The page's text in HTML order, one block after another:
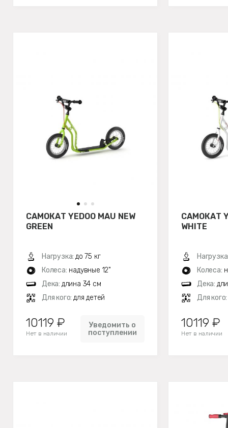
САМОКАТ YEDOO MAU NEW
GREEN
Нагрузка: до 75 кг
Колеса: надувные 12"
Дека: длина 34 см
Для кого: для детей
10119 ₽
Нет в наличии
Уведомить о
поступлении
САМОКАТ
WHITE
Колеса:
Дека:
Для кого:
10119 ₽
Нет в наличии